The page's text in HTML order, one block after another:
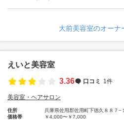
大前美容室のオーナ
えいと美容室
3.36
口コミ 1件
美容室・ヘアサロン
住所
兵庫県佐用郡佐用町下徳久８８７−１
価格帯
￥4,000〜￥7,000